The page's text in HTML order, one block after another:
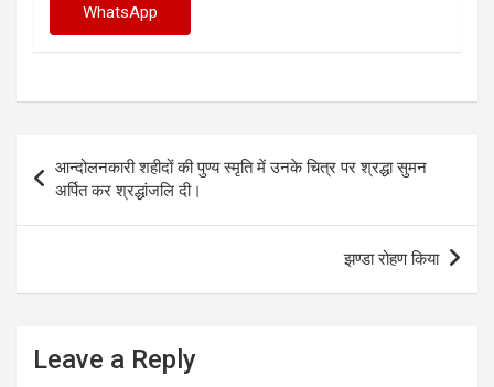
WhatsApp
navigation
आन्दोलनकारी शहीदों की पुण्य स्मृति में उनके चित्र पर श्रद्धा सुमन
अर्पित कर श्रद्धांजलि दी।
झण्डा रोहण किया
Leave a Reply